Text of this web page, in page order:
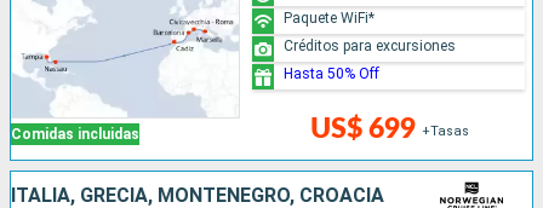
Comidas incluidas US$ 699 +Tasas
Paquete WiFi*
Créditos para excursiones
Hasta 50% Off
ITALIA, GRECIA, MONTENEGRO, CROACIA